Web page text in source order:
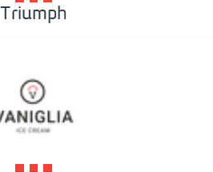
Triumph